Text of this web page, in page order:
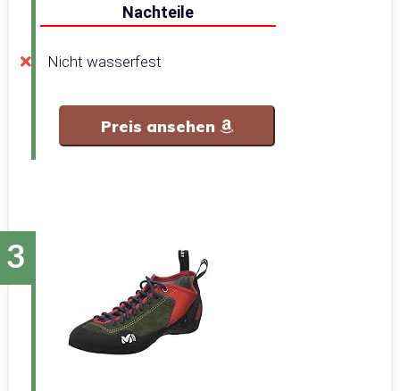
Nachteile
Nicht wasserfest
Preis ansehen